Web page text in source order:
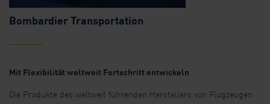
Bombardier Transportation
Mit Flexibilität weltweit Fortschritt entwickeln
Die Produkte des weltweit führenden Herstellers von Flugzeugen